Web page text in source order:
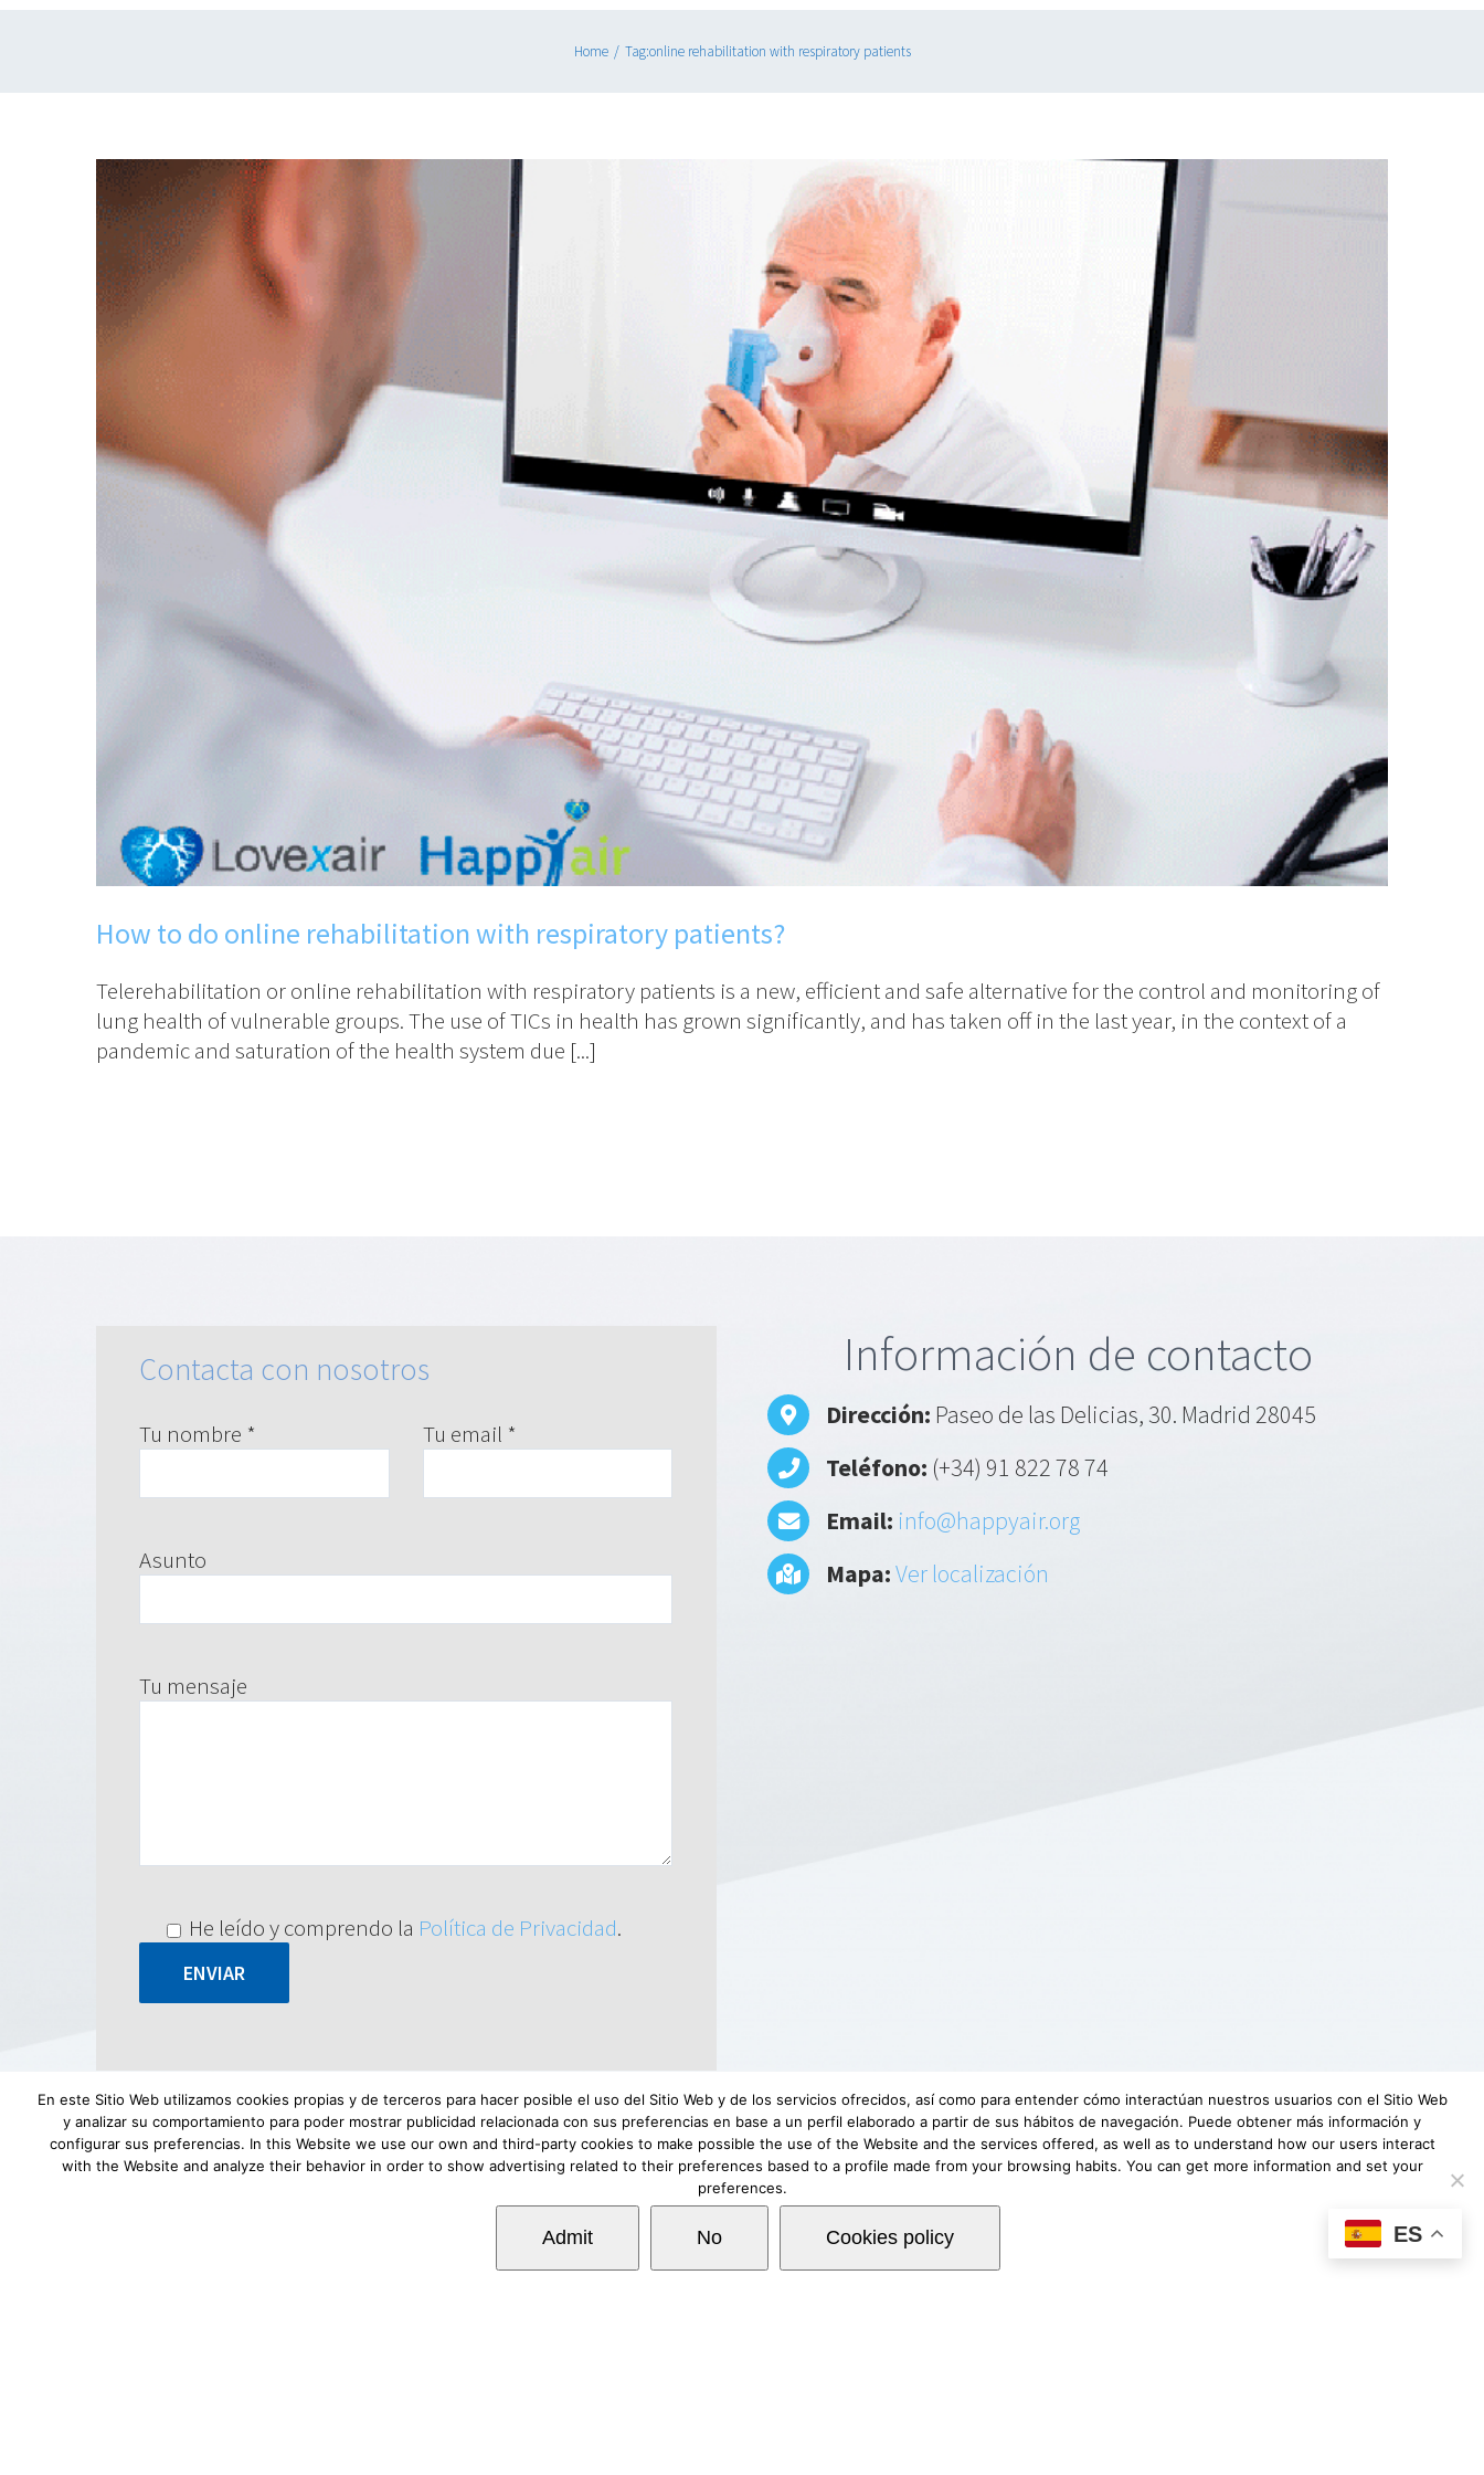
Home / Tag:online rehabilitation with respiratory patients
How to do online rehabilitation with respiratory patients?
Telerehabilitation or online rehabilitation with respiratory patients is a new, efficient and safe alternative for the control and monitoring of
lung health of vulnerable groups. The use of TICs in health has grown significantly, and has taken off in the last year, in the context of a
pandemic and saturation of the health system due [...]
Contacta con nosotros
Tu nombre * Tu email *
Asunto
Tu mensaje
He leído y comprendo la Política de Privacidad.
Información de contacto
Dirección: Paseo de las Delicias, 30. Madrid 28045
Teléfono: (+34) 91 822 78 74
Email: info@happyair.org
Mapa:Ver localización
Descargo de responsabilidad|Requerimientos mínimos|Fundación Lovexair
Copyright © Lovexair
ES
En este Sitio Web utilizamos cookies propias y de terceros para hacer posible el uso del Sitio Web y de los servicios ofrecidos, así como para entender cómo interactúan nuestros usuarios con el Sitio Web
y analizar su comportamiento para poder mostrar publicidad relacionada con sus preferencias en base a un perfil elaborado a partir de sus hábitos de navegación. Puede obtener más información y
configurar sus preferencias. In this Website we use our own and third-party cookies to make possible the use of the Website and the services offered, as well as to understand how our users interact
with the Website and analyze their behavior in order to show advertising related to their preferences based to a profile made from your browsing habits. You can get more information and set your
preferences.
Admit No Cookies policy